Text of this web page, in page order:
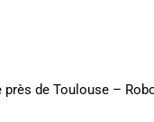
près de Toulouse –